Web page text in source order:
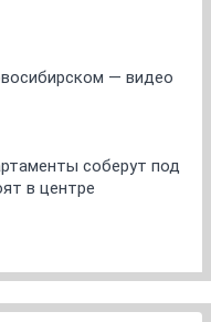
— видео
соберут под
в центре